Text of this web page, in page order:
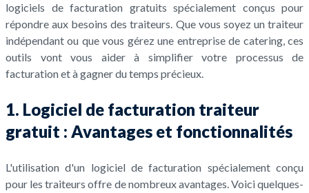
logiciels de facturation gratuits spécialement conçus pour
répondre aux besoins des traiteurs. Que vous soyez un traiteur
indépendant ou que vous gérez une entreprise de catering, ces
outils vont vous aider à simplifier votre processus de
facturation et à gagner du temps précieux.
1. Logiciel de facturation traiteur
gratuit : Avantages et fonctionnalités
L'utilisation d'un logiciel de facturation spécialement conçu
pour les traiteurs offre de nombreux avantages. Voici quelques-